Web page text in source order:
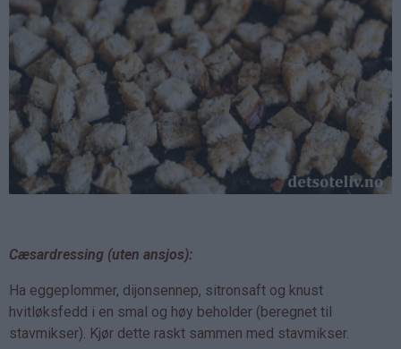
Cæsardressing (uten ansjos):
Ha eggeplommer, dijonsennep, sitronsaft og knust
hvitløksfedd i en smal og høy beholder (beregnet til
stavmikser). Kjør dette raskt sammen med stavmikser.